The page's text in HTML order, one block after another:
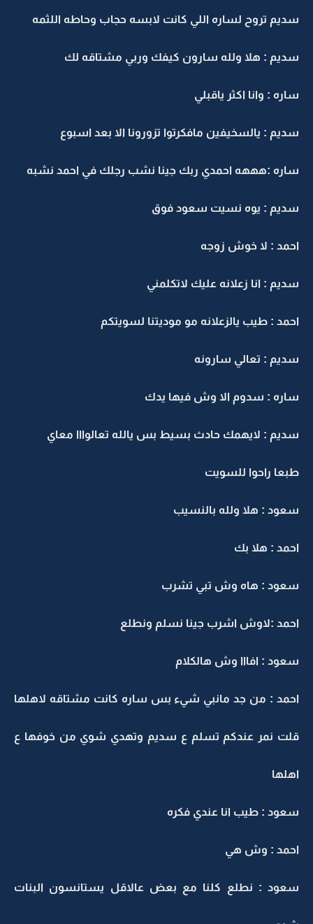
تروح لساره اللي كانت لابسه حجاب وحاطه اللثمه
: هلا ولله سارون كيفك وربي مشتاقه لك
: وانا اكثر ياقبلي
: يالسخيفين مافكرتوا تزورونا الا بعد اسبوع
:هههه احمدي ربك جينا نشب رجلك في احمد نشبه
: يوه نسيت سعود فوق
: لا خوش زوجه
: انا زعلانه عليك لاتكلمني
: طيب يالزعلانه مو موديتنا لسويتكم
: تعالي سارونه
: سدوم الا وش فيها يدك
: لايهمك حادث بسيط بس يالله تعالوااا معاي
راحوا للسويت
: هلا ولله بالنسيب
: هلا بك
: هاه وش تبي تشرب
:لاوش اشرب جينا نسلم ونطلع
: افااا وش هالكلام
: من جد مانبي شيء بس ساره كانت مشتاقه لاهلها
نمر عندكم تسلم ع سديم وتهدي شوي من خوفها ع
: طيب انا عندي فكره
: وش هي
: نطلع كلنا مع بعض عالاقل يستانسون البنات